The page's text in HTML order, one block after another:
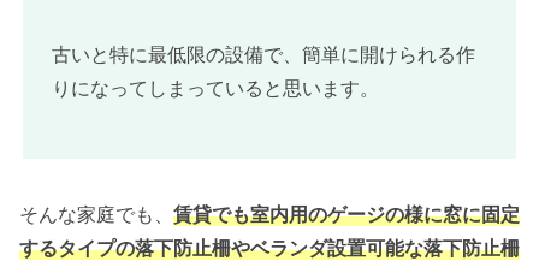
古いと特に最低限の設備で、簡単に開けられる作
りになってしまっていると思います。
そんな家庭でも、 賃貸でも室内用のゲージの様に窓に固定
するタイプの落下防止柵やベランダ設置可能な落下防止柵